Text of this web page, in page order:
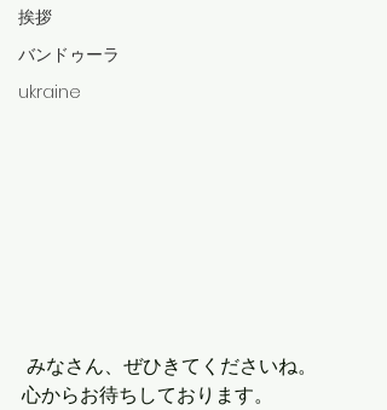
挨拶
バンドゥーラ
ukraine
みなさん、ぜひきてくださいね。
心からお待ちしております。